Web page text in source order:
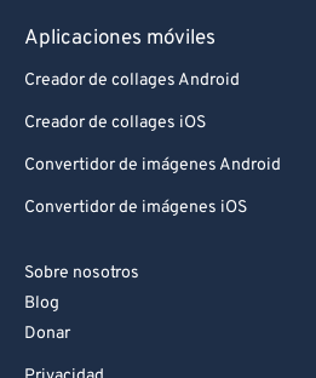
Aplicaciones móviles
Creador de collages Android
Creador de collages iOS
Convertidor de imágenes Android
Convertidor de imágenes iOS
Sobre nosotros
Blog
Donar